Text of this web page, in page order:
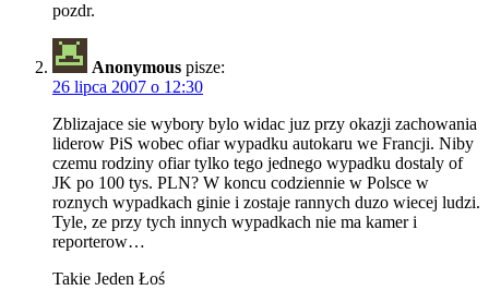
pozdr.
Anonymous pisze:
26 lipca 2007 o 12:30
Zblizajace sie wybory bylo widac juz przy okazji zachowania
liderow PiS wobec ofiar wypadku autokaru we Francji. Niby
czemu rodziny ofiar tylko tego jednego wypadku dostaly of
JK po 100 tys. PLN? W koncu codziennie w Polsce w
roznych wypadkach ginie i zostaje rannych duzo wiecej ludzi.
Tyle, ze przy tych innych wypadkach nie ma kamer i
reporterow…
Takie Jeden Łoś